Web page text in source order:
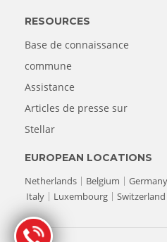
RESOURCES
Base de connaissance
commune
Assistance
Articles de presse sur
Stellar
EUROPEAN LOCATIONS
Netherlands
Belgium Germany
Italy
Luxembourg Switzerland